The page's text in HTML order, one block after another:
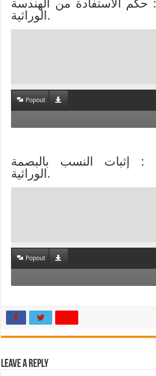
الدرس 19 : حكم الاستفادة من الهندسة
الوراثية.
Popout
الدرس 20 : إثبات النسب بالبصمة
الوراثية.
Popout
Leave a Reply